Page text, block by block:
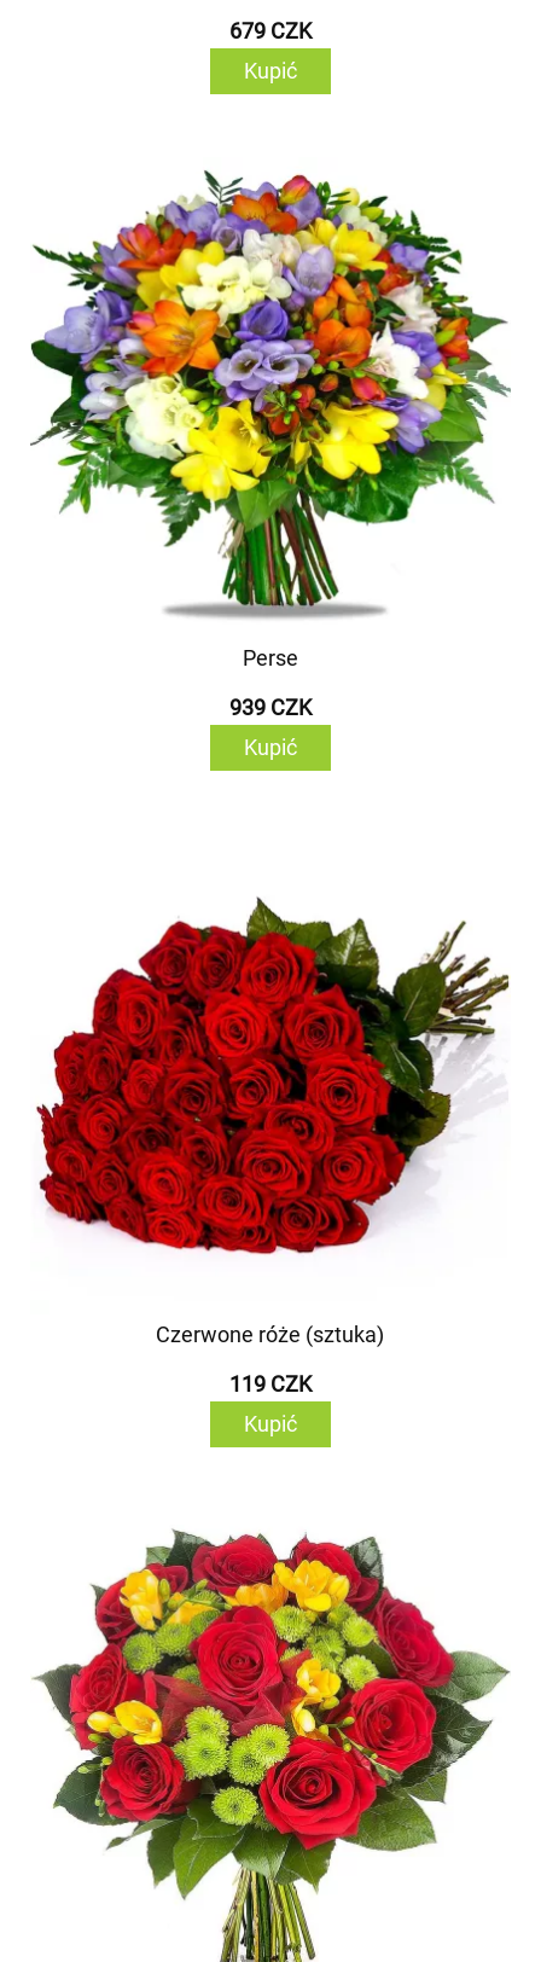
679 CZK
Kupić
Perse
939 CZK
Kupić
Czerwone róże (sztuka)
119 CZK
Kupić